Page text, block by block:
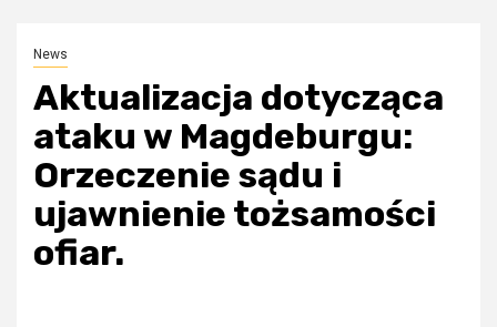
News
Aktualizacja dotycząca
ataku w Magdeburgu:
Orzeczenie sądu i
ujawnienie tożsamości
ofiar.